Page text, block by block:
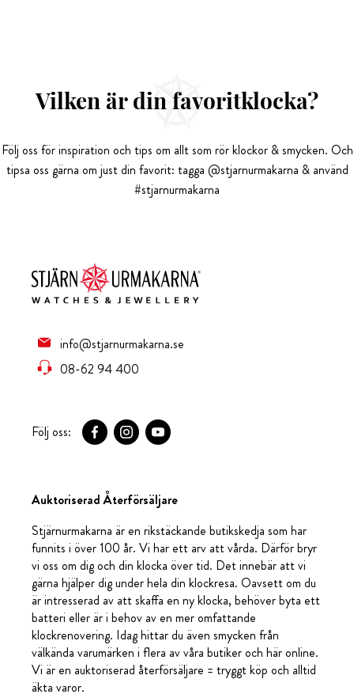
Vilken är din favoritklocka?
Följ oss för inspiration och tips om allt som rör klockor & smycken. Och
tipsa oss gärna om just din favorit: tagga @stjarnurmakarna & använd
#stjarnurmakarna
info@stjarnurmakarna.se
08-62 94 400
Följ oss:
Auktoriserad Återförsäljare
Stjärnurmakarna är en rikstäckande butikskedja som har
funnits i över 100 år. Vi har ett arv att vårda. Därför bryr
vi oss om dig och din klocka över tid. Det innebär att vi
gärna hjälper dig under hela din klockresa. Oavsett om du
är intresserad av att skaffa en ny klocka, behöver byta ett
batteri eller är i behov av en mer omfattande
klockrenovering. Idag hittar du även smycken från
välkända varumärken i flera av våra butiker och här online.
Vi är en auktoriserad återförsäljare = tryggt köp och alltid
äkta varor.